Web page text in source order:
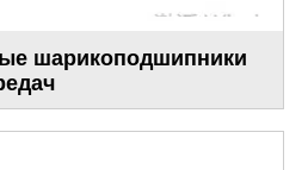
шарикоподшипники